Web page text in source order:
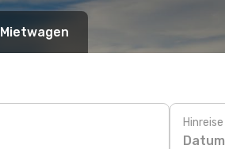
Mietwagen
Hinreise
Datum